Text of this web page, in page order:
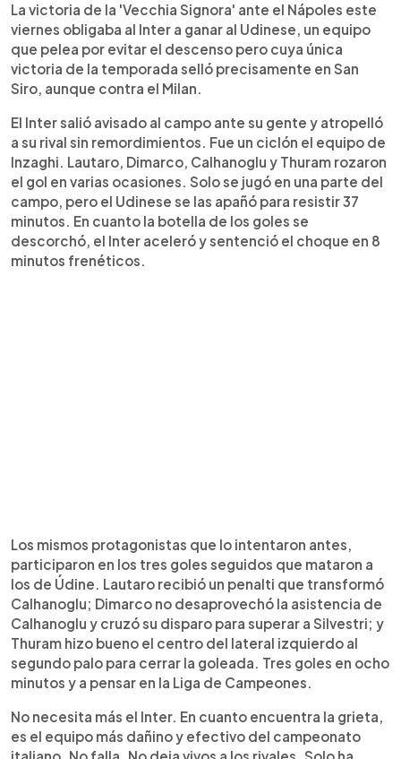
La victoria de la 'Vecchia Signora' ante el Nápoles este
viernes obligaba al Inter a ganar al Udinese, un equipo
que pelea por evitar el descenso pero cuya única
victoria de la temporada selló precisamente en San
Siro, aunque contra el Milan.
El Inter salió avisado al campo ante su gente y atropelló
a su rival sin remordimientos. Fue un ciclón el equipo de
Inzaghi. Lautaro, Dimarco, Calhanoglu y Thuram rozaron
el gol en varias ocasiones. Solo se jugó en una parte del
campo, pero el Udinese se las apañó para resistir 37
minutos. En cuanto la botella de los goles se
descorchó, el Inter aceleró y sentenció el choque en 8
minutos frenéticos.
Los mismos protagonistas que lo intentaron antes,
participaron en los tres goles seguidos que mataron a
los de Údine. Lautaro recibió un penalti que transformó
Calhanoglu; Dimarco no desaprovechó la asistencia de
Calhanoglu y cruzó su disparo para superar a Silvestri; y
Thuram hizo bueno el centro del lateral izquierdo al
segundo palo para cerrar la goleada. Tres goles en ocho
minutos y a pensar en la Liga de Campeones.
No necesita más el Inter. En cuanto encuentra la grieta,
es el equipo más dañino y efectivo del campeonato